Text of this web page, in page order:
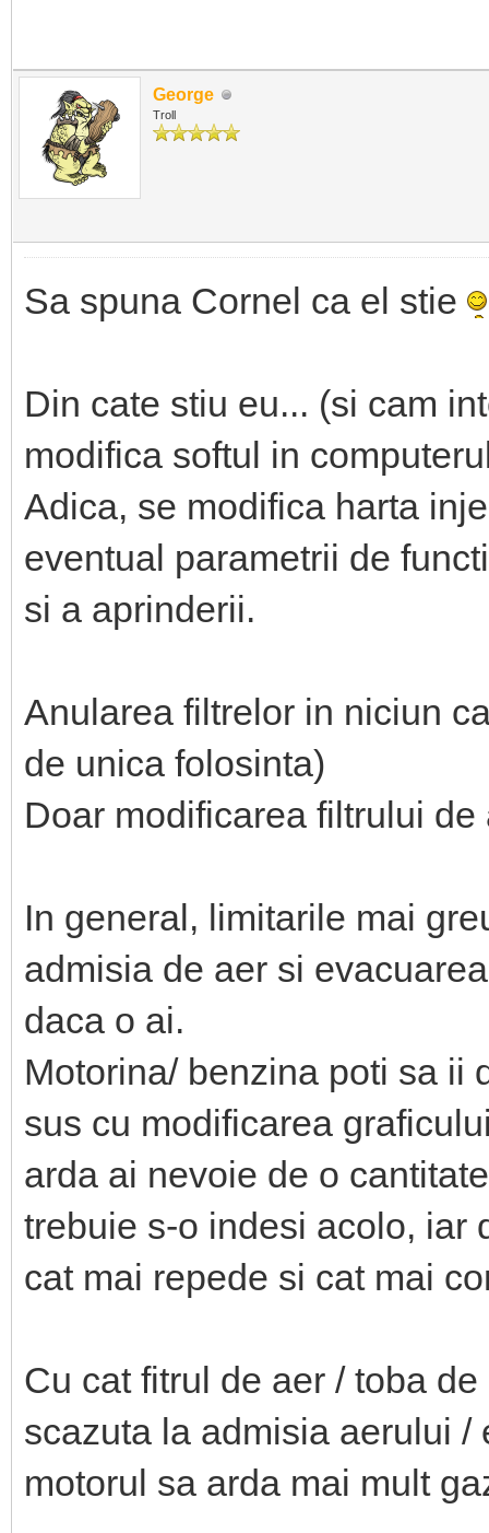
George
Troll
Sa spuna Cornel ca el stie
Din cate stiu eu... (si cam
modifica softul in
Adica, se modifica harta
eventual parametrii de
si a aprinderii.
Anularea filtrelor in niciun
de unica folosinta)
Doar modificarea filtrului de
In general, limitarile mai
admisia de aer si
daca o ai.
Motorina/ benzina poti sa ii
sus cu modificarea
arda ai nevoie de o
trebuie s-o indesi acolo, iar
cat mai repede si cat mai
Cu cat fitrul de aer / toba
scazuta la admisia aerului /
motorul sa arda mai mult